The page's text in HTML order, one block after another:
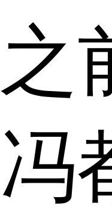
之
冯